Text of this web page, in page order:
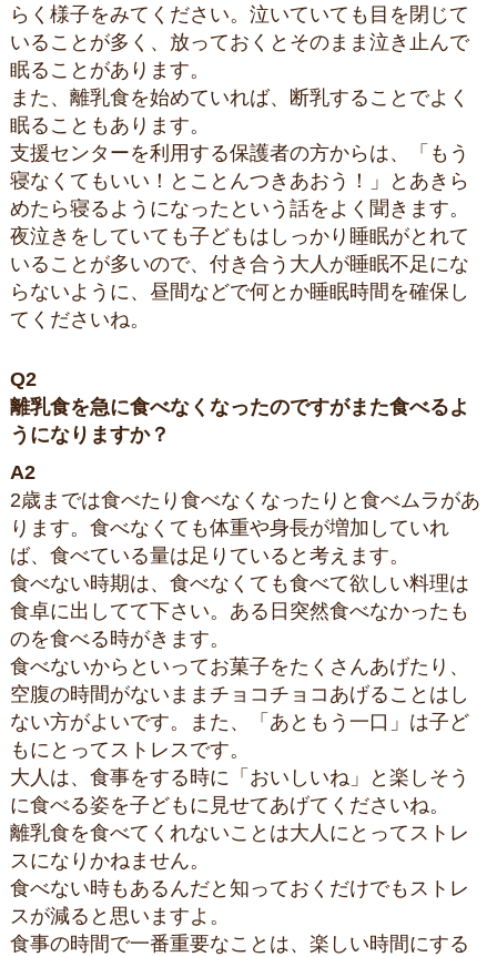
らく様子をみてください。泣いていても目を閉じて
いることが多く、放っておくとそのまま泣き止んで
眠ることがあります。
また、離乳食を始めていれば、断乳することでよく
眠ることもあります。
支援センターを利用する保護者の方からは、「もう
寝なくてもいい！とことんつきあおう！」とあきら
めたら寝るようになったという話をよく聞きます。
夜泣きをしていても子どもはしっかり睡眠がとれて
いることが多いので、付き合う大人が睡眠不足にな
らないように、昼間などで何とか睡眠時間を確保し
てくださいね。
Q2
離乳食を急に食べなくなったのですがまた食べるよ
うになりますか？
A2
2歳までは食べたり食べなくなったりと食べムラがあ
ります。食べなくても体重や身長が増加していれ
ば、食べている量は足りていると考えます。
食べない時期は、食べなくても食べて欲しい料理は
食卓に出してて下さい。ある日突然食べなかったも
のを食べる時がきます。
食べないからといってお菓子をたくさんあげたり、
空腹の時間がないままチョコチョコあげることはし
ない方がよいです。また、「あともう一口」は子ど
もにとってストレスです。
大人は、食事をする時に「おいしいね」と楽しそう
に食べる姿を子どもに見せてあげてくださいね。
離乳食を食べてくれないことは大人にとってストレ
スになりかねません。
食べない時もあるんだと知っておくだけでもストレ
スが減ると思いますよ。
食事の時間で一番重要なことは、楽しい時間にする